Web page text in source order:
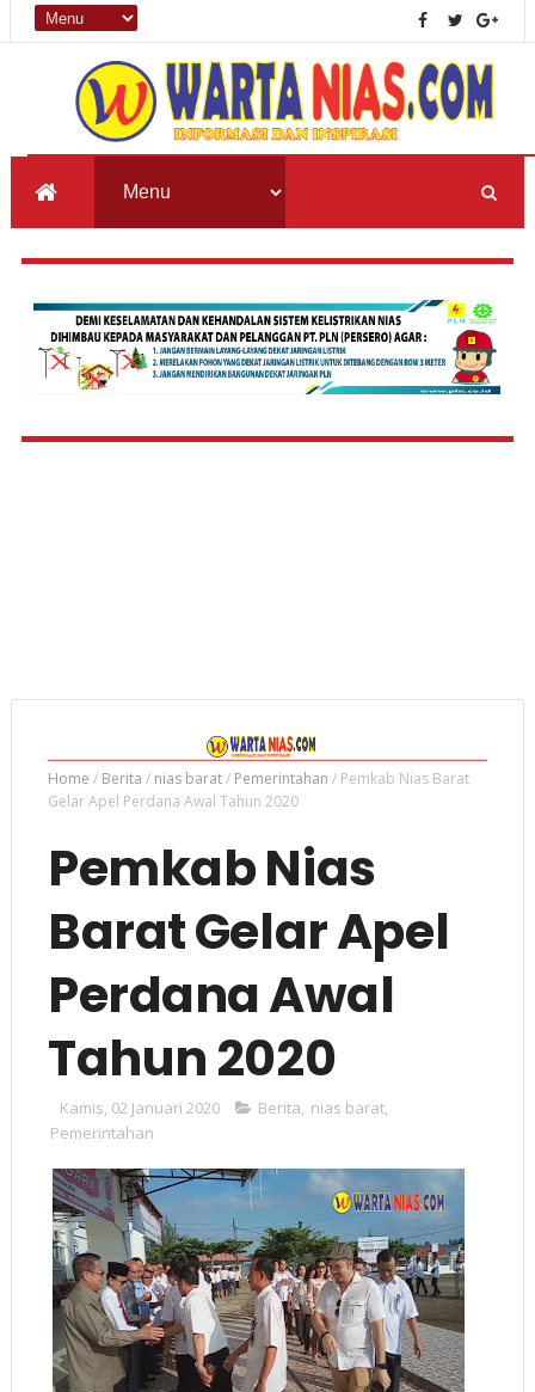
Home / Berita / nias barat/ Pemerintahan / Pemkab Nias Barat
Gelar Apel Perdana Awal Tahun 2020
Pemkab Nias
Barat Gelar Apel
Perdana Awal
Tahun 2020
Kamis, 02 Januari 2020 Berita, nias barat,
Pemerintahan